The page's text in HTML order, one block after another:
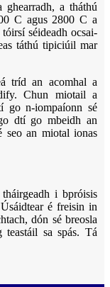
a tháthú
C agus 2800 C a
séideadh ocsai-
táthú tipiciúil mar
tríd an acomhal a
Chun miotail a
go n-iompaíonn sé
dtí go mbeidh an
seo an miotal ionas
i bpróisis
é freisin in
dón sé breosla
teastáil sa spás. Tá